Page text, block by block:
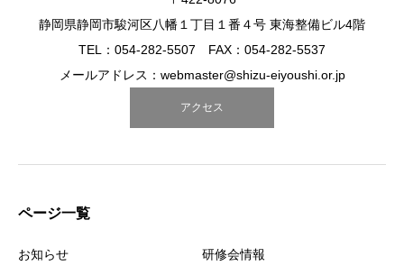
静岡県静岡市駿河区八幡１丁目１番４号 東海整備ビル4階
TEL：054-282-5507 FAX：054-282-5537
メールアドレス：webmaster@shizu-eiyoushi.or.jp
アクセス
ページ一覧
お知らせ 研修会情報